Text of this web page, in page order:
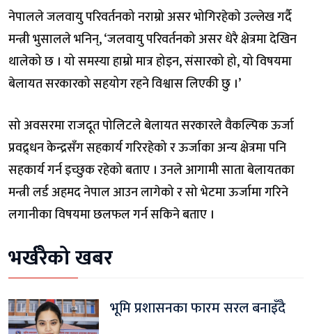
नेपालले जलवायु परिवर्तनको नराम्रो असर भोगिरहेको उल्लेख गर्दै
मन्त्री भुसालले भनिन्, ‘जलवायु परिवर्तनको असर धेरै क्षेत्रमा देखिन
थालेको छ । यो समस्या हाम्रो मात्र होइन, संसारको हो, यो विषयमा
बेलायत सरकारको सहयोग रहने विश्वास लिएकी छु ।’
सो अवसरमा राजदूत पोलिटले बेलायत सरकारले वैकल्पिक ऊर्जा
प्रवद्र्धन केन्द्रसँग सहकार्य गरिरहेको र ऊर्जाका अन्य क्षेत्रमा पनि
सहकार्य गर्न इच्छुक रहेको बताए । उनले आगामी साता बेलायतका
मन्त्री लर्ड अहमद नेपाल आउन लागेको र सो भेटमा ऊर्जामा गरिने
लगानीका विषयमा छलफल गर्न सकिने बताए ।
भर्खरैको खबर
भूमि प्रशासनका फारम सरल बनाइँदै